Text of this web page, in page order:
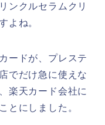
ンクルセラムクリ
よね。
ードが、プレステ
でだけ急に使えな
楽天カード会社に
とにしました。